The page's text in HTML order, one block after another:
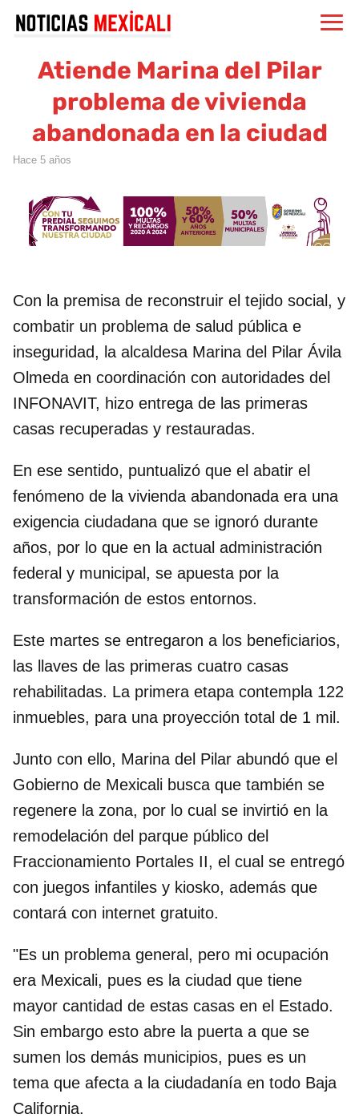
Atiende Marina del Pilar
problema de vivienda
abandonada en la ciudad
hace 5 años
Con la premisa de reconstruir el tejido social, y
combatir un problema de salud pública e
inseguridad, la alcaldesa Marina del Pilar Ávila
Olmeda en coordinación con autoridades del
INFONAVIT, hizo entrega de las primeras
casas recuperadas y restauradas.
En ese sentido, puntualizó que el abatir el
fenómeno de la vivienda abandonada era una
exigencia ciudadana que se ignoró durante
años, por lo que en la actual administración
federal y municipal, se apuesta por la
transformación de estos entornos.
Este martes se entregaron a los beneficiarios,
las llaves de las primeras cuatro casas
rehabilitadas. La primera etapa contempla 122
inmuebles, para una proyección total de 1 mil.
Junto con ello, Marina del Pilar abundó que el
Gobierno de Mexicali busca que también se
regenere la zona, por lo cual se invirtió en la
remodelación del parque público del
Fraccionamiento Portales II, el cual se entregó
con juegos infantiles y kiosko, además que
contará con internet gratuito.
"Es un problema general, pero mi ocupación
era Mexicali, pues es la ciudad que tiene
mayor cantidad de estas casas en el Estado.
Sin embargo esto abre la puerta a que se
sumen los demás municipios, pues es un
tema que afecta a la ciudadanía en todo Baja
California.